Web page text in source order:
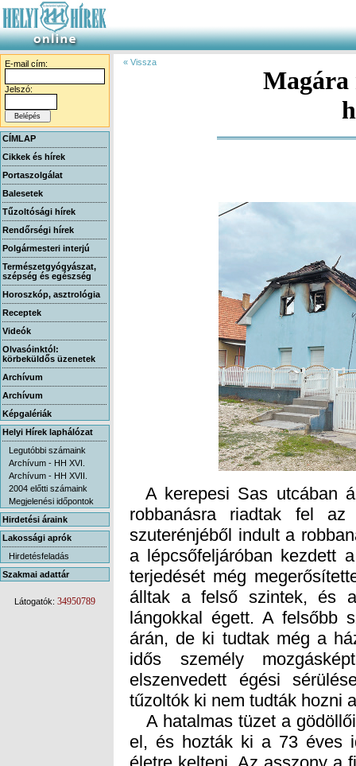
E-mail cím:
Jelszó:
CÍMLAP
Cikkek és hírek
Portaszolgálat
Balesetek
Tűzoltósági hírek
Rendőrségi hírek
Polgármesteri interjú
Természetgyógyászat,
szépség és egészség
Horoszkóp, asztrológia
Receptek
Videók
Olvasóinktól:
körbeküldős üzenetek
Archívum
Archívum
Képgalériák
Helyi Hírek laphálózat
Legutóbbi számaink
Archívum - HH XVI.
Archívum - HH XVII.
2004 előtti számaink
Megjelenési időpontok
Hirdetési áraink
Lakossági aprók
Hirdetésfeladás
Szakmai adattár
Látogatók: 34950789
« Vissza
Magára
A kerepesi Sas utcában
robbanásra riadtak fel
szuterénjéből indult a
a lépcsőfeljáróban
terjedését még
álltak a felső szintek, és
lángokkal égett. A felsőbb
árán, de ki tudtak még a
idős személy
elszenvedett égési
tűzoltók ki nem tudták hozni
A hatalmas tüzet a
el, és hozták ki a 73 éves
életre kelteni. Az asszony
és mint a környékbeliek a
rossz volt a viszony
elképzelhetetlennek,
robbantotta magára a
problémáját, a fiataloknak